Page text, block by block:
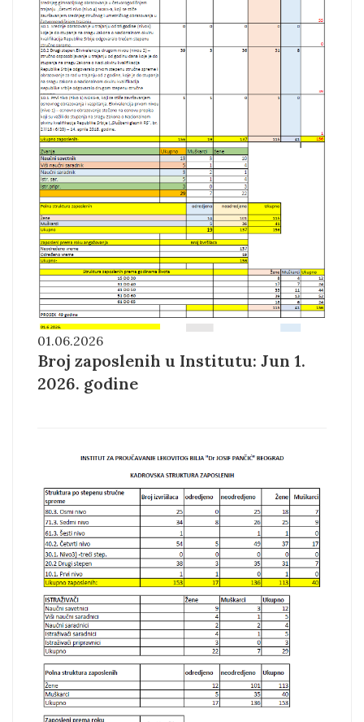
01.06.2026
Broj zaposlenih u Institutu: Jun 1.
2026. godine